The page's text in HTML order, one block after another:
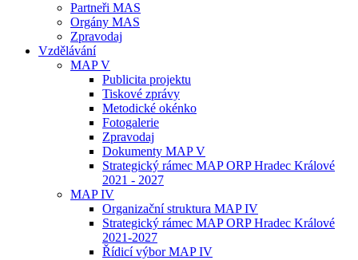
Partneři MAS
Orgány MAS
Zpravodaj
Vzdělávání
MAP V
Publicita projektu
Tiskové zprávy
Metodické okénko
Fotogalerie
Zpravodaj
Dokumenty MAP V
Strategický rámec MAP ORP Hradec Králové
2021 - 2027
MAP IV
Organizační struktura MAP IV
Strategický rámec MAP ORP Hradec Králové
2021-2027
Řídicí výbor MAP IV